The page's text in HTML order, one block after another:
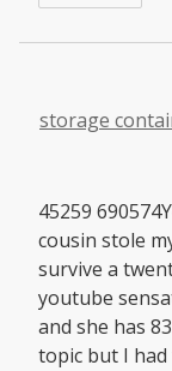
storage
45259
cousin stole
survive a
youtube
and she has
topic but I